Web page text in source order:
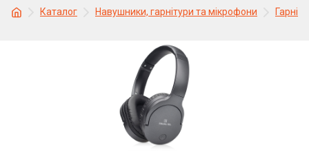
Каталог Навушники, гарнітури та мікрофони